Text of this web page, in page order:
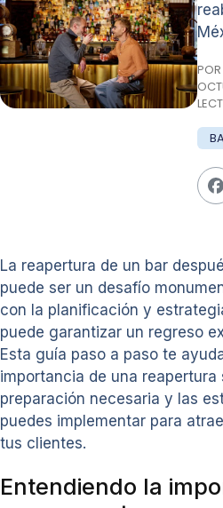
POR
La reapertura de un bar
puede ser un desafío
con la planificación y
puede garantizar un regreso
Esta guía paso a paso te
importancia de una reapertura
preparación necesaria y las
puedes implementar para
tus clientes.
Entendiendo la